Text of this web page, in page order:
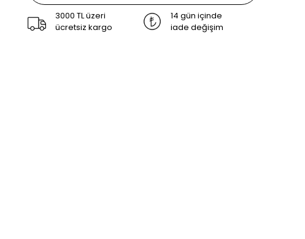
3000 TL üzeri
ücretsiz kargo
14 gün içinde
iade değişim